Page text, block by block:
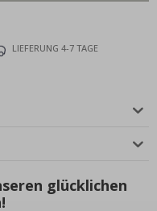
LIEFERUNG 4-7 TAGE
glücklichen